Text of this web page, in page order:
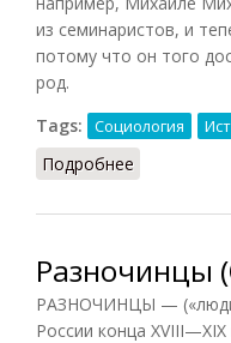
из семинаристов, и
потому что он того
род.
Tags:
Социология
Подробнее
Разночинцы
РАЗНОЧИНЦЫ — («люди
России конца